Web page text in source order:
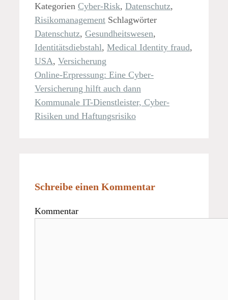
Kategorien Cyber-Risk, Datenschutz,
Risikomanagement Schlagwörter
Datenschutz, Gesundheitswesen,
Identitätsdiebstahl, Medical Identity fraud,
USA, Versicherung
Online-Erpressung: Eine Cyber-
Versicherung hilft auch dann
Kommunale IT-Dienstleister, Cyber-
Risiken und Haftungsrisiko
Schreibe einen Kommentar
Kommentar